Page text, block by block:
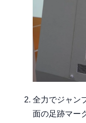
全力でジャン
面の足跡マー